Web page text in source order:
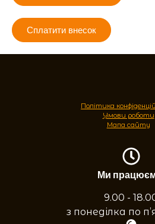
Сплатити внесок
Політика
Умови роботи
Мапа сайту
Ми
9.00 -
з понеділка по